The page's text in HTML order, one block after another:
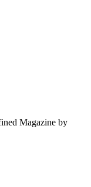
Magazine by